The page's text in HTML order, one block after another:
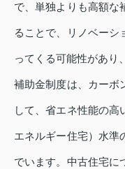
で、単独よりも高額な
ることで、リノベーシ
ってくる可能性があり
補助金制度は、カーボ
して、省エネ性能の高
エネルギー住宅）水準
でいます。中古住宅に